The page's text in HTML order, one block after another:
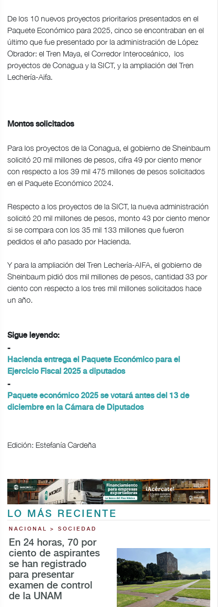
De los 10 nuevos proyectos prioritarios presentados en el
Paquete Económico para 2025, cinco se encontraban en el
último que fue presentado por la administración de López
Obrador: el Tren Maya, el Corredor Interoceánico, los
proyectos de Conagua y la SICT, y la ampliación del Tren
Lechería-Aifa.
Montos solicitados
Para los proyectos de la Conagua, el gobierno de Sheinbaum
solicitó 20 mil millones de pesos, cifra 49 por ciento menor
con respecto a los 39 mil 475 millones de pesos solicitados
en el Paquete Económico 2024.
Respecto a los proyectos de la SICT, la nueva administración
solicitó 20 mil millones de pesos, monto 43 por ciento menor
si se compara con los 35 mil 133 millones que fueron
pedidos el año pasado por Hacienda.
Y para la ampliación del Tren Lechería-AIFA, el gobierno de
Sheinbaum pidió dos mil millones de pesos, cantidad 33 por
ciento con respecto a los tres mil millones solicitados hace
un año.
Sigue leyendo:
-
Hacienda entrega el Paquete Económico para el
Ejercicio Fiscal 2025 a diputados
-
Paquete económico 2025 se votará antes del 13 de
diciembre en la Cámara de Diputados
Edición: Estefanía Cardeña
LO MÁS RECIENTE
NACIONAL > SOCIEDAD
En 24 horas, 70 por
ciento de aspirantes
se han registrado
para presentar
examen de control
de la UNAM